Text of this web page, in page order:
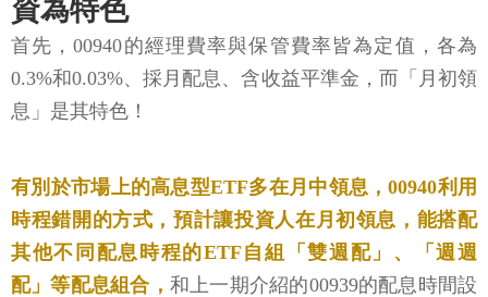
資為特色
首先，00940的經理費率與保管費率皆為定值，各為
0.3%和0.03%、採月配息、含收益平準金，而「月初領
息」是其特色！
有別於市場上的高息型ETF多在月中領息，00940利用
時程錯開的方式，預計讓投資人在月初領息，能搭配
其他不同配息時程的ETF自組「雙週配」、「週週
配」等配息組合， 和上一期介紹的00939的配息時間設